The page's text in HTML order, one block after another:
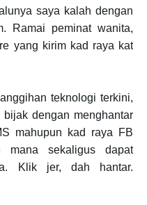
saya kalah dengan
Ramai peminat wanita,
yang kirim kad raya kat
teknologi terkini,
dengan menghantar
mahupun kad raya FB
mana sekaligus dapat
Klik jer, dah hantar.